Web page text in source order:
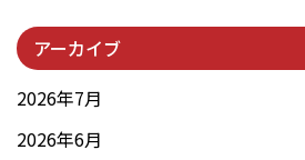
アーカイブ
2026年7月
2026年6月